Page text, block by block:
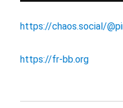
https://chaos.social/
https://fr-bb.org